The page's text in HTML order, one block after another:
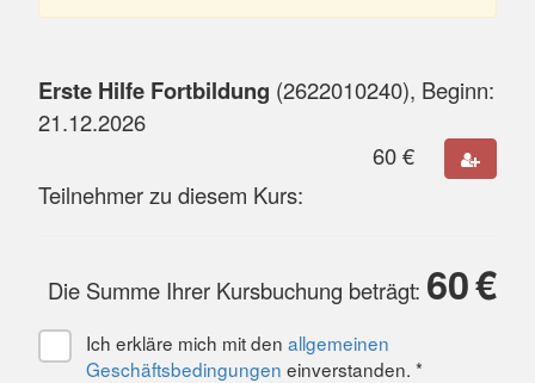
Erste Hilfe Fortbildung (2622010240), Beginn:
21.12.2026
60€
Teilnehmer zu diesem Kurs:
Die Summe Ihrer Kursbuchung beträgt: 60€
Ich erkläre mich mit den allgemeinen
Geschäftsbedingungen einverstanden. *